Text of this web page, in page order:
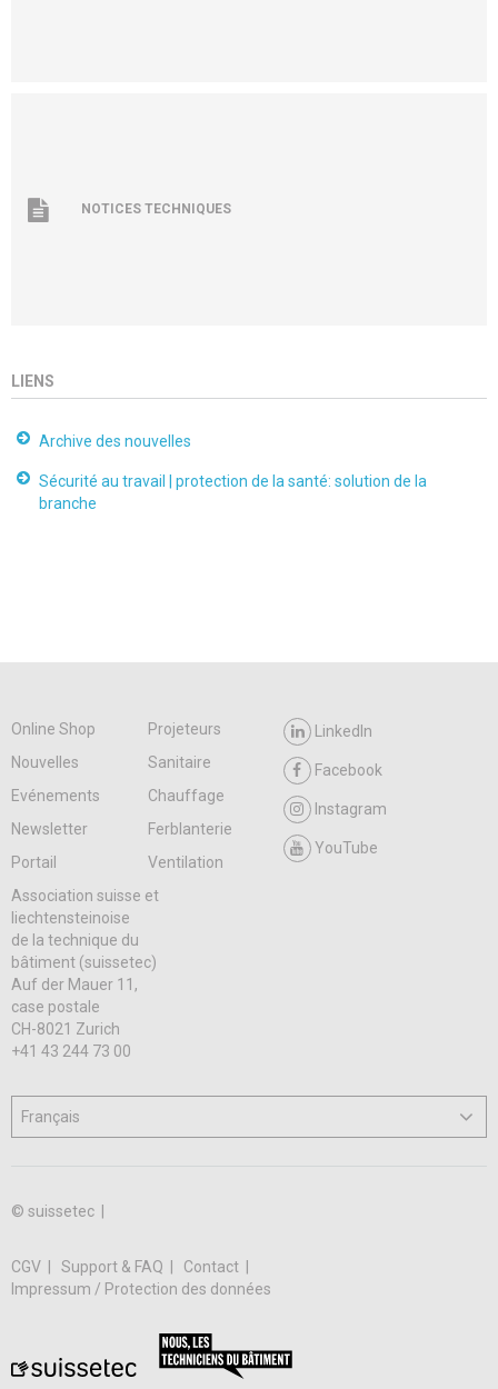
NOTICES TECHNIQUES
LIENS
Archive des nouvelles
Sécurité au travail | protection de la santé: solution de la
branche
Online Shop
Projeteurs
Nouvelles
Sanitaire
Evénements
Chauffage
Newsletter
Ferblanterie
Portail
Ventilation
LinkedIn
Facebook
Instagram
YouTube
Association suisse et
liechtensteinoise
de la technique du
bâtiment (suissetec)
Auf der Mauer 11,
case postale
CH-8021 Zurich
+41 43 244 73 00
© suissetec |
CGV Support & FAQ
Contact
Impressum / Protection des données